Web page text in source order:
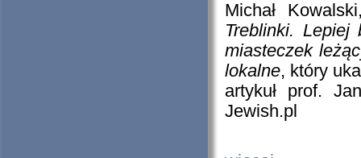
Michał
Treblinki. Lepiej
miasteczek
lokalne, który
artykuł prof.
Jewish.pl